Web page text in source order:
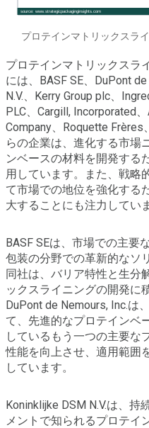
プロテインマトリックスラ
プロテインマトリックスラ
には、BASF SE、DuPont
N.V.、Kerry Group plc、
PLC、Cargill, Incorporated
Company、Roquette Frères
らの企業は、進化する市場
ンベースの材料を開発する
用しています。また、戦略
て市場での地位を強化する
大することにも注力してい
BASF SEは、市場での主要
包装の分野での革新的なソ
同社は、バリア特性と生分
ックスライニングの開発に
DuPont de Nemours, Inc.は
て、先進的なプロテインベ
しているもう一つの主要な
性能を向上させ、適用範囲
しています。
Koninklijke DSM N.V.は、持
メントで知られるプロテイ